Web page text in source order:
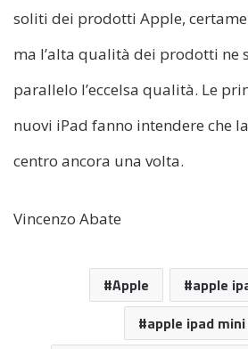
soliti dei prodotti Apple,
ma l’alta qualità dei prodotti ne
parallelo l’eccelsa qualità. Le
nuovi iPad fanno intendere che
centro ancora una volta.
Vincenzo Abate
Apple
apple
apple ipad mini